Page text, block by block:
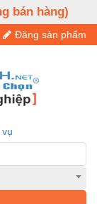
bán hàng)
Đăng sản phẩm
vụ